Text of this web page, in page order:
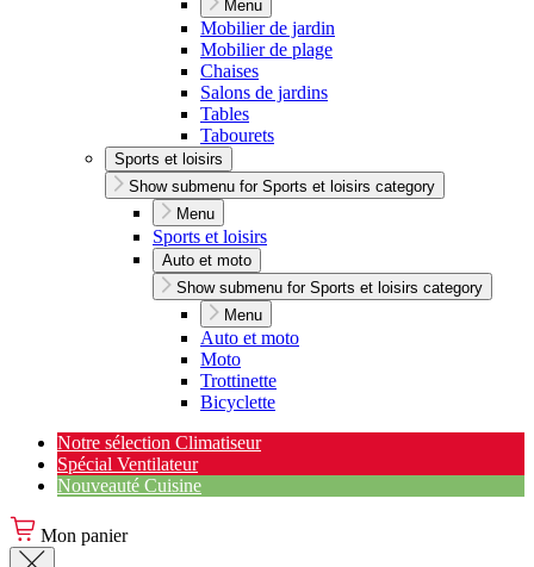
Menu
Mobilier de jardin
Mobilier de plage
Chaises
Salons de jardins
Tables
Tabourets
Sports et loisirs
Show submenu for Sports et loisirs category
Menu
Sports et loisirs
Auto et moto
Show submenu for Sports et loisirs category
Menu
Auto et moto
Moto
Trottinette
Bicyclette
Notre sélection Climatiseur
Spécial Ventilateur
Nouveauté Cuisine
Mon panier